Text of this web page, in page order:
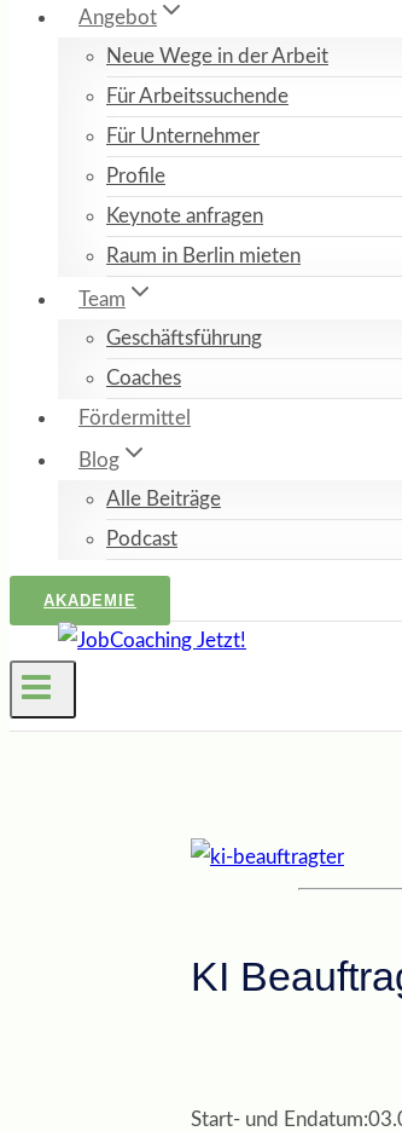
Angebot
Neue Wege in der Arbeit
Für Arbeitssuchende
Für Unternehmer
Profile
Keynote anfragen
Raum in Berlin mieten
Team
Geschäftsführung
Coaches
Fördermittel
Blog
Alle Beiträge
Podcast
AKADEMIE
KI
Start- und Endatum: